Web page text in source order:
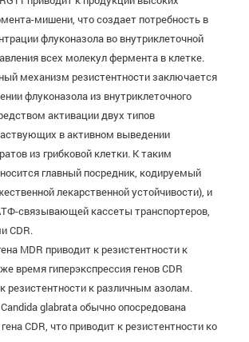
мишени, что создает потребность в
флуконазола во внутриклеточной
всех молекул фермента в клетке.
механизм резистентности заключается
флуконазола из внутриклеточного
активации двух типов
в активном выведении
из грибковой клетки. К таким
главный посредник, кодируемый
лекарственной устойчивости), и
связывающей кассеты транспортеров,
CDR.
MDR приводит к резистентности к
время гиперэкспрессия генов CDR
резистентности к различным азолам.
glabrata обычно опосредована
CDR, что приводит к резистентности ко